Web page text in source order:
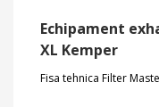
Echipament
XL Kemper
Fisa tehnica Filter